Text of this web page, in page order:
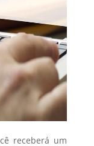
receberá um